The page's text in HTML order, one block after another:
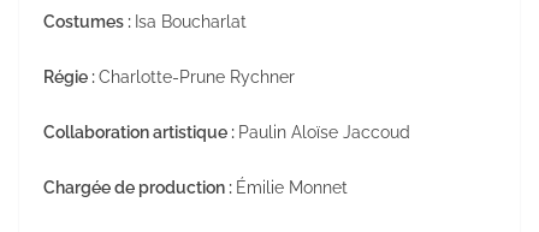
Costumes : Isa Boucharlat
Régie :Charlotte-Prune Rychner
Collaboration artistique : Paulin Aloïse Jaccoud
Chargée de production : Émilie Monnet